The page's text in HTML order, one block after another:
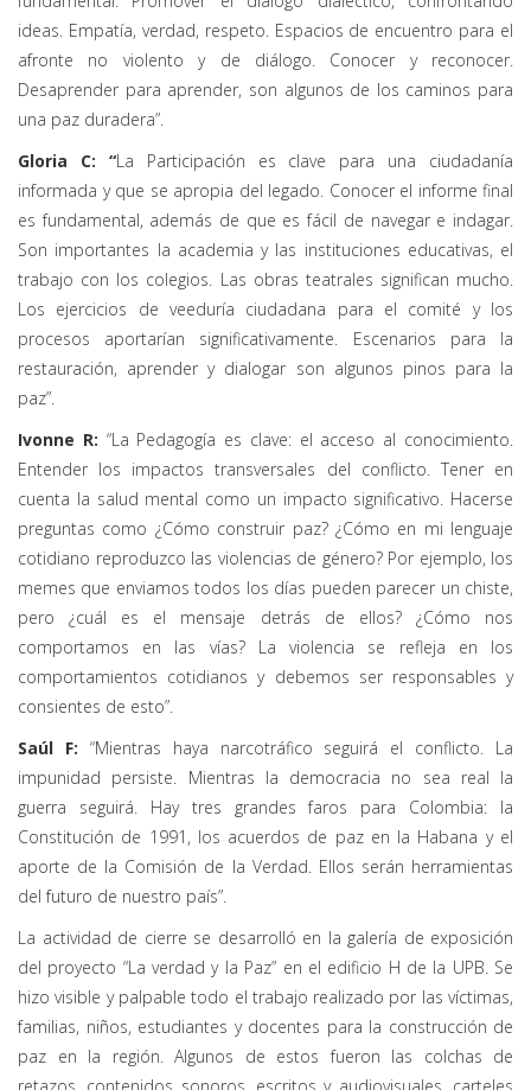
ideas. Empatía, verdad, respeto. Espacios de encuentro para el
afronte no violento y de diálogo. Conocer y reconocer.
Desaprender para aprender, son algunos de los caminos para
una paz duradera”.
Gloria C: “La Participación es clave para una ciudadanía
informada y que se apropia del legado. Conocer el informe final
es fundamental, además de que es fácil de navegar e indagar.
Son importantes la academia y las instituciones educativas, el
trabajo con los colegios. Las obras teatrales significan mucho.
Los ejercicios de veeduría ciudadana para el comité y los
procesos aportarían significativamente. Escenarios para la
restauración, aprender y dialogar son algunos pinos para la
paz”.
Ivonne R: “La Pedagogía es clave: el acceso al conocimiento.
Entender los impactos transversales del conflicto. Tener en
cuenta la salud mental como un impacto significativo. Hacerse
preguntas como ¿Cómo construir paz? ¿Cómo en mi lenguaje
cotidiano reproduzco las violencias de género? Por ejemplo, los
memes que enviamos todos los días pueden parecer un chiste,
pero ¿cuál es el mensaje detrás de ellos? ¿Cómo nos
comportamos en las vías? La violencia se refleja en los
comportamientos cotidianos y debemos ser responsables y
consientes de esto”.
Saúl F: “Mientras haya narcotráfico seguirá el conflicto. La
impunidad persiste. Mientras la democracia no sea real la
guerra seguirá. Hay tres grandes faros para Colombia: la
Constitución de 1991, los acuerdos de paz en la Habana y el
aporte de la Comisión de la Verdad. Ellos serán herramientas
del futuro de nuestro país”.
La actividad de cierre se desarrolló en la galería de exposición
del proyecto “La verdad y la Paz” en el edificio H de la UPB. Se
hizo visible y palpable todo el trabajo realizado por las víctimas,
familias, niños, estudiantes y docentes para la construcción de
paz en la región. Algunos de estos fueron las colchas de